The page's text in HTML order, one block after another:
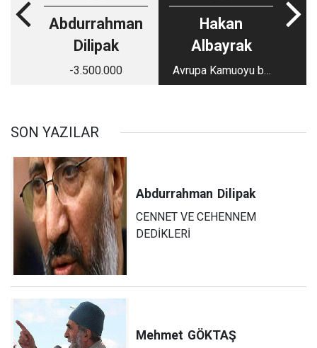
Abdurrahman
Dilipak
-3.500.000
Hakan
Albayrak
Avrupa Kamuoyu bu
kadar da cahil
SON YAZILAR
Abdurrahman Dilipak
CENNET VE CEHENNEM
DEDİKLERİ
Mehmet GÖKTAŞ